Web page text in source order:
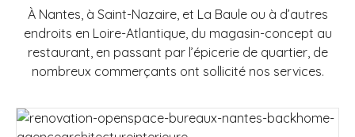
À Nantes, à Saint-Nazaire, et La Baule ou à d’autres
endroits en Loire-Atlantique, du magasin-concept au
restaurant, en passant par l’épicerie de quartier, de
nombreux commerçants ont sollicité nos services.